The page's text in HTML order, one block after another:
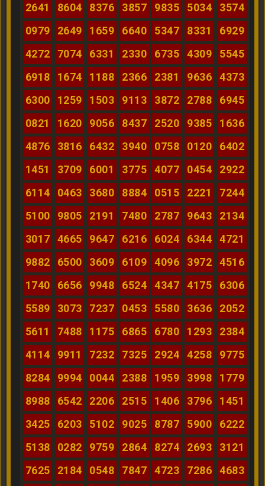
2641
8604 8376 3857 9835 5034
3574
0979
2649 1659 6640 5347 8331
6929
4272
7074 6331 2330 6735 4309
5545
6918
1674 1188 2366 2381 9636
4373
6300
1259 1503 9113 3872 2788
6945
0821
1620 9056 8437 2520 9385
1636
4876
3816 6432 3940 0758 0120
6402
1451
3709 6001 3775 4077 0454
2922
6114
0463 3680 8884 0515 2221
7244
5100
9805 2191 7480 2787 9643
2134
3017
4665 9647 6216 6024 6344
4721
9882
6500 3609 6109 4096 3972
4516
1740
6656 9948 6524 4347 4175
6306
5589
3073 7237 0453 5580 3636
2052
5611
7488 1175 6865 6780 1293
2384
4114
9911 7232 7325 2924 4258
9775
8284
9994 0044 2388 1959 3998
1779
8988
6542 2206 2515 1406 3796
1451
3425
6203 5102 9025 8787 5900
6222
5138
0282 9759 2864 8274 2693
3121
7625
2184 0548 7847 4723 7286
4683